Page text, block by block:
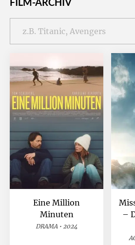
Eine Million
Minuten
DRAMA • 2024
–